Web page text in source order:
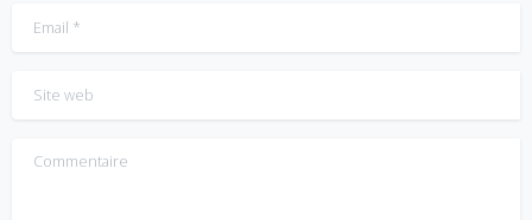
Email*
Site web
Commentaire